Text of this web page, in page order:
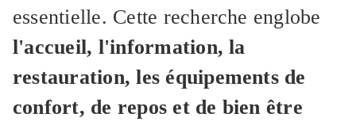
essentielle. Cette recherche englobe
l'accueil, l'information, la
restauration, les équipements de
confort, de repos et de bien être